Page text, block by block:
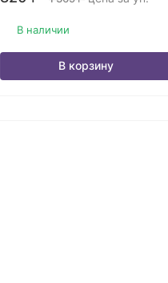
В наличии
В корзину